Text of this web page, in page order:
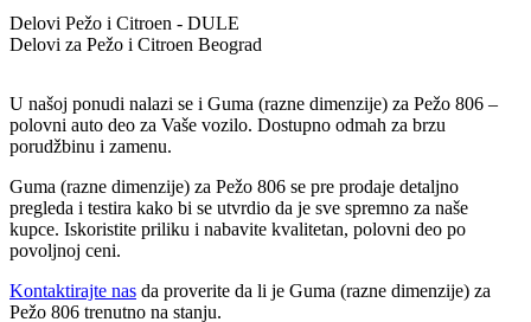
Delovi Pežo i Citroen - DULE
Delovi za Pežo i Citroen Beograd
U našoj ponudi nalazi se i Guma (razne dimenzije) za Pežo 806 –
polovni auto deo za Vaše vozilo. Dostupno odmah za brzu
porudžbinu i zamenu.
Guma (razne dimenzije) za Pežo 806 se pre prodaje detaljno
pregleda i testira kako bi se utvrdio da je sve spremno za naše
kupce. Iskoristite priliku i nabavite kvalitetan, polovni deo po
povoljnoj ceni.
Kontaktirajte nas da proverite da li je Guma (razne dimenzije) za
Pežo 806 trenutno na stanju.